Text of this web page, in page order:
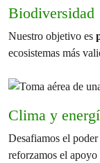
Biodiversidad
Nuestro objetivo es
ecosistemas más
Clima y
Desafiamos el
reforzamos el